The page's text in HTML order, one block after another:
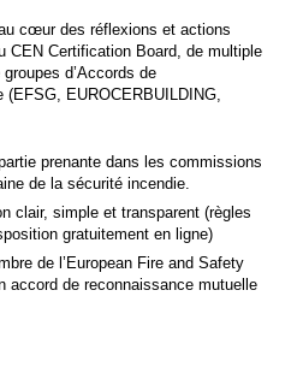
cœur des réflexions et actions
CEN Certification Board, de multiple
d’Accords de
(EFSG, EUROCERBUILDING,
prenante dans les commissions
de la sécurité incendie.
clair, simple et transparent (règles
gratuitement en ligne)
de l’European Fire and Safety
accord de reconnaissance mutuelle